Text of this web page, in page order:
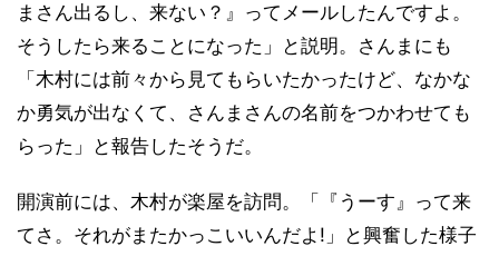
まさん出るし、来ない？』ってメールしたんですよ。
そうしたら来ることになった」と説明。さんまにも
「木村には前々から見てもらいたかったけど、なかな
か勇気が出なくて、さんまさんの名前をつかわせても
らった」と報告したそうだ。
開演前には、木村が楽屋を訪問。「『うーす』って来
てさ。それがまたかっこいいんだよ!」と興奮した様子